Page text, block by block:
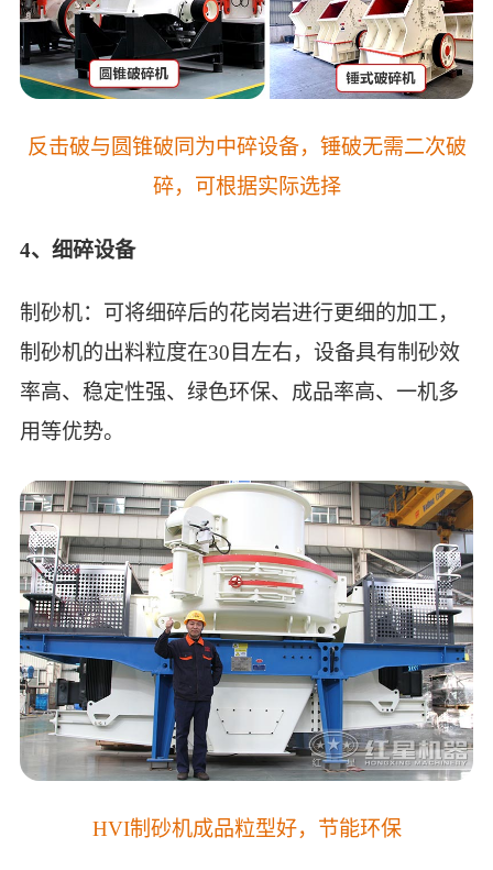
反击破与圆锥破同为中碎设备，锤破无需二次破
碎，可根据实际选择
4、细碎设备
制砂机：可将细碎后的花岗岩进行更细的加工，
制砂机的出料粒度在30目左右，设备具有制砂效
率高、稳定性强、绿色环保、成品率高、一机多
用等优势。
HVI制砂机成品粒型好，节能环保